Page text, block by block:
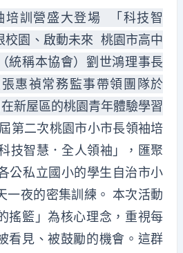
培訓營盛大登場 「科技智
校園、啟動未來 桃園市高中
統稱本協會）劉世鴻理事長
惠禎常務監事帶領團隊於
新屋區的桃園青年體驗學習
屆第二次桃園市小市長領袖培
技智慧．全人領袖」，匯聚
公私立國小的學生自治市小
一夜的密集訓練。 本次活動
搖籃」為核心理念，重視每
看見、被鼓勵的機會。這群